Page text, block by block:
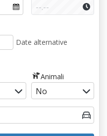
Date alternative
Animali